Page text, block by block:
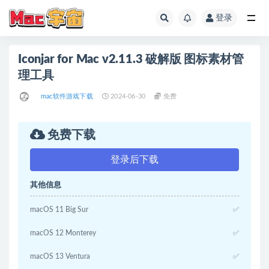
登录
Iconjar for Mac v2.11.3 破解版 图标素材管
理工具
mac软件游戏下载 2024-06-30 免费
免费下载
登录后下载
其他信息
macOS 11 Big Sur ✅
macOS 12 Monterey ✅
macOS 13 Ventura ✅